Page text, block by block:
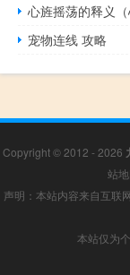
心旌摇荡的释义（
宠物连线 攻略
Copyright © 2012 - 2026
站
声明：本站内容来自互联
本站仅为